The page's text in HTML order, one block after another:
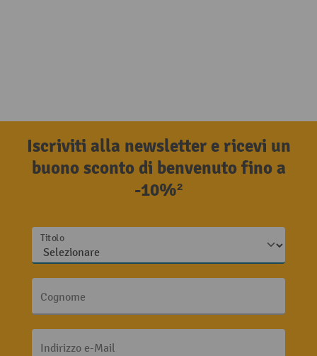
Iscriviti alla newsletter e ricevi un
buono sconto di benvenuto fino a
-10%²
Titolo
Cognome
Indirizzo e-Mail